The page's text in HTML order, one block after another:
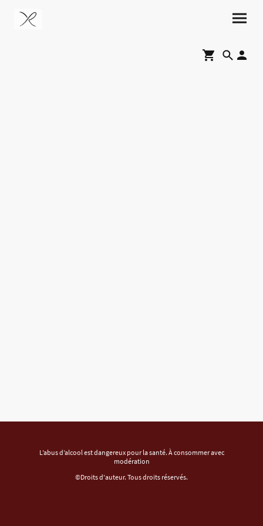
L’abus d’alcool est dangereux pour la santé. À consommer avec
modération
©Droits d'auteur. Tous droits réservés.